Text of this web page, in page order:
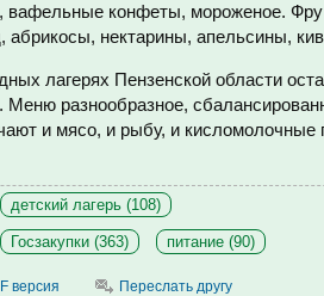
вафельные конфеты, мороженое.
абрикосы, нектарины, апельсины,
лагерях Пензенской области
Меню разнообразное,
и мясо, и рыбу, и
детский лагерь (108)
Госзакупки (363) питание (90)
версия Переслать другу